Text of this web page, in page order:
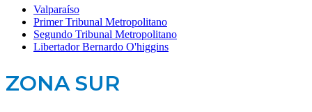
Valparaíso
Primer Tribunal Metropolitano
Segundo Tribunal Metropolitano
Libertador Bernardo O'higgins
ZONA SUR